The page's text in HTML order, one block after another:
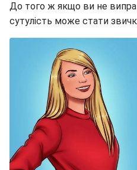
До того ж якщо ви не
сутулість може стати